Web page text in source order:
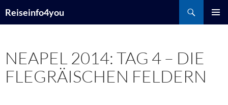
Inhalt
Reiseinfo4you
NEAPEL 2014: TAG 4 – DIE
FLEGRÄISCHEN FELDERN